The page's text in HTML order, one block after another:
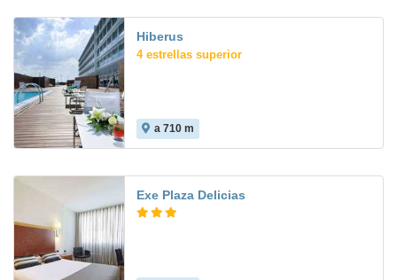
Hiberus
4 estrellas superior
a 710 m
Exe Plaza Delicias